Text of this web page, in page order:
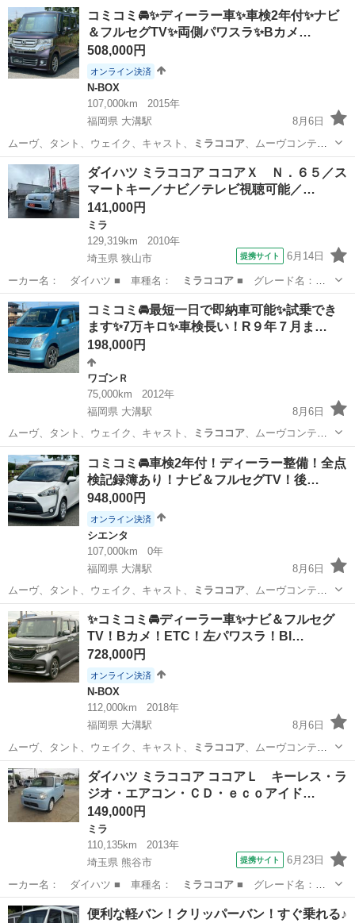
北海道 札幌市 ミラココア
コミコミ🚘✨ディーラー車✨車検2年付✨ナビ
＆フルセグTV✨両側パワスラ✨Bカメ…
508,000円
オンライン決済
N-BOX
107,000km
2015年
福岡県 大溝駅
8月6日
ムーヴ、タント、ウェイク、キャスト、
ミラココア、ムーヴコンテ、
ミラジーノ、ワゴンR…
福岡 筑後市 大溝駅
ダイハツ ミラココア ココアＸ Ｎ．６５／ス
マートキー／ナビ／テレビ視聴可能／…
141,000円
ミラ
129,319km
2010年
埼玉県 狭山市
提携サイト 6月14日
ーカー名： ダイハツ ■ 車種名： ミラココア■ グレード名：
ココアＸ Ｎ．６…
埼玉 狭山市
コミコミ🚘最短一日で即納車可能✨試乗でき
ます✨7万キロ✨車検長い！R９年７月ま…
198,000円
ワゴンＲ
75,000km
2012年
福岡県 大溝駅
8月6日
ムーヴ、タント、ウェイク、キャスト、
ミラココア、ムーヴコンテ、
ミラジーノ、ワゴンR…
福岡 筑後市 ワゴンＲ ワゴンR
コミコミ🚘車検2年付！ディーラー整備！全点
検記録簿あり！ナビ＆フルセグTV！後…
948,000円
オンライン決済
シエンタ
107,000km
0年
福岡県 大溝駅
8月6日
ムーヴ、タント、ウェイク、キャスト、
ミラココア、ムーヴコンテ、
ミラジーノ、ワゴンR…
福岡 筑後市 大溝駅 シエンタ 車両
✨コミコミ🚘ディーラー車✨ナビ＆フルセグ
TV！Bカメ！ETC！左パワスラ！Bl…
728,000円
オンライン決済
N-BOX
112,000km
2018年
福岡県 大溝駅
8月6日
ムーヴ、タント、ウェイク、キャスト、
ミラココア、ムーヴコンテ、
ミラジーノ、ワゴンR…
福岡 筑後市 大溝駅
ダイハツ ミラココア ココアＬ キーレス・ラ
ジオ・エアコン・ＣＤ・ｅｃｏアイド…
149,000円
ミラ
110,135km
2013年
埼玉県 熊谷市
提携サイト 6月23日
ーカー名： ダイハツ ■ 車種名： ミラココア■ グレード名：
ココアＬ キーレ…
埼玉 熊谷市 ミラ
便利な軽バン！クリッパーバン！すぐ乗れる♪